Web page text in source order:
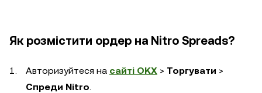
Як розмістити ордер на Nitro Spreads?
Авторизуйтеся на сайті OKX > Торгувати >
Спреди Nitro.